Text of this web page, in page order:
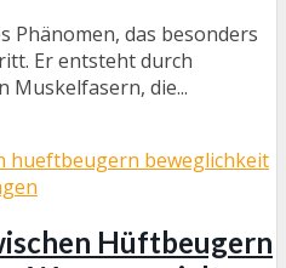
Phänomen, das besonders
Er entsteht durch
Muskelfasern, die...
Hüftbeugern